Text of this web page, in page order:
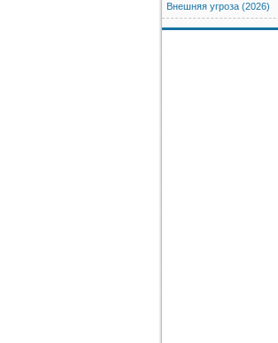
Внешняя угроза (2026)